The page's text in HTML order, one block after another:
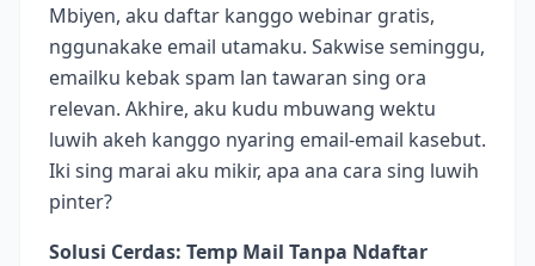
Mbiyen, aku daftar kanggo webinar gratis,
nggunakake email utamaku. Sakwise seminggu,
emailku kebak spam lan tawaran sing ora
relevan. Akhire, aku kudu mbuwang wektu
luwih akeh kanggo nyaring email-email kasebut.
Iki sing marai aku mikir, apa ana cara sing luwih
pinter?
Solusi Cerdas: Temp Mail Tanpa Ndaftar